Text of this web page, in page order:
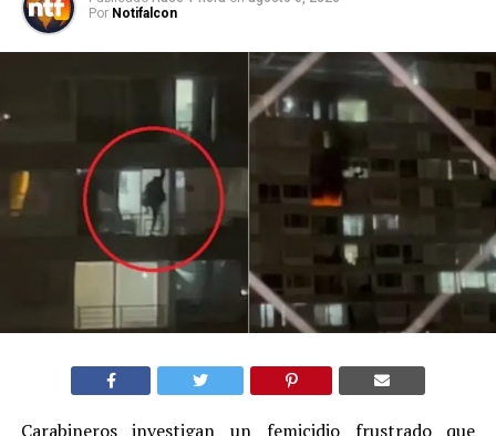
Por Notifalcon
Carabineros investigan un femicidio frustrado que